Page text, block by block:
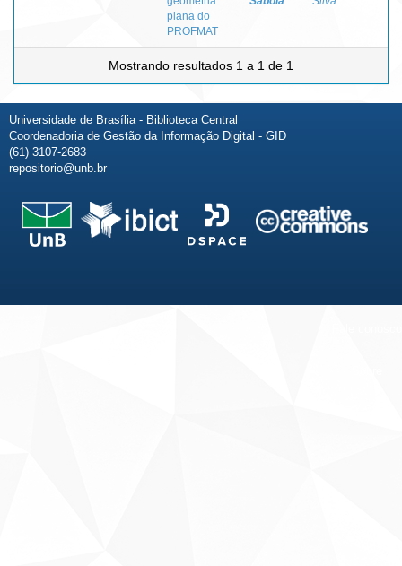
plana do
PROFMAT
Mostrando resultados 1 a 1 de 1
Universidade de Brasília - Biblioteca Central
Coordenadoria de Gestão da Informação Digital - GID
(61) 3107-2683
repositorio@unb.br